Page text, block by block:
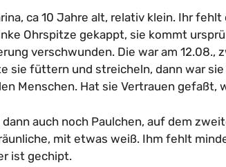
ca 10 Jahre alt, relativ klein. Ihr
Ohrspitze gekappt, sie kommt
verschwunden. Die war am 12.08.,
sie füttern und streicheln, dann war
Menschen. Hat sie Vertrauen gefaßt,
auch noch Paulchen, auf dem
mit etwas weiß. Ihm fehlt
ist gechipt.